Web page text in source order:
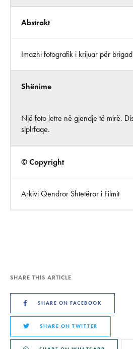
Abstrakt
Imazhi fotografik i krijuar për
Shënime
Një foto letre në gjendje të mirë.
siplrfaqe.
© Copyright
Arkivi Qendror Shtetëror i Filmit
SHARE THIS ARTICLE
SHARE ON FACEBOOK
SHARE ON TWITTER